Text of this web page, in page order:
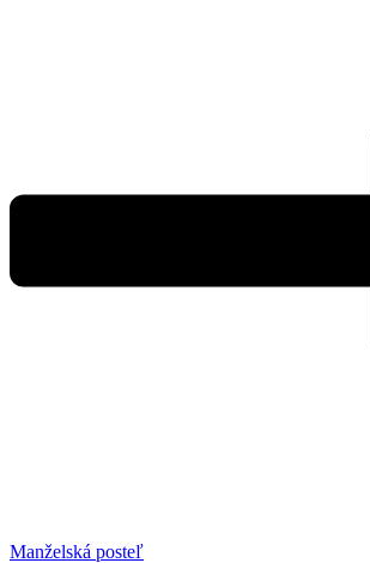
Manželská posteľ